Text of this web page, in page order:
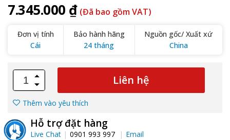
7.345.000 ₫ (Đã bao gồm VAT)
Đơn vị tính
Cái
Bảo hành hãng
24 tháng
Nguồn gốc/ Xuất xứ
China
Liên hệ
Thêm vào yêu thích
Hỗ trợ đặt hàng
Live Chat 0901 993 997 Email